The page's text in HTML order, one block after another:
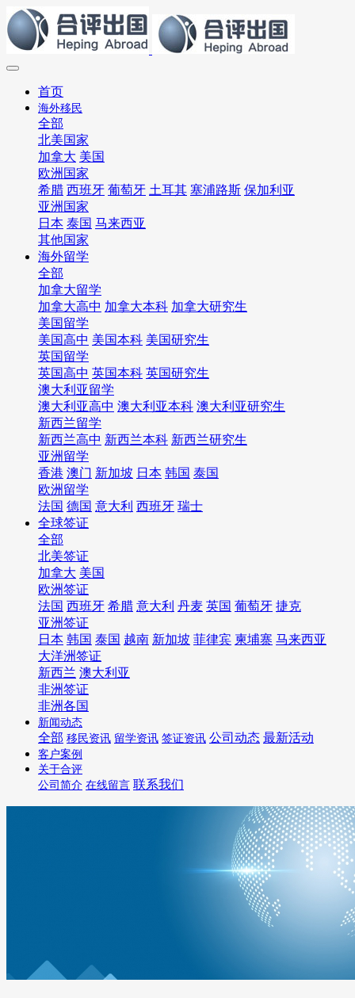
首页
海外移民
全部
北美国家
加拿大 美国
欧洲国家
希腊 西班牙 葡萄牙 土耳其 塞浦路斯 保加利亚
亚洲国家
日本 泰国 马来西亚
其他国家
海外留学
全部
加拿大留学
加拿大高中 加拿大本科 加拿大研究生
美国留学
美国高中 美国本科 美国研究生
英国留学
英国高中 英国本科 英国研究生
澳大利亚留学
澳大利亚高中 澳大利亚本科 澳大利亚研究生
新西兰留学
新西兰高中 新西兰本科 新西兰研究生
亚洲留学
香港 澳门 新加坡 日本 韩国 泰国
欧洲留学
法国 德国 意大利 西班牙 瑞士
全球签证
全部
北美签证
加拿大 美国
欧洲签证
法国 西班牙 希腊 意大利 丹麦 英国 葡萄牙 捷克
亚洲签证
日本 韩国 泰国 越南 新加坡 菲律宾 柬埔寨 马来西亚
大洋洲签证
新西兰 澳大利亚
非洲签证
非洲各国
新闻动态
全部 移民资讯 留学资讯 签证资讯 公司动态 最新活动
客户案例
关于合评
公司简介 在线留言 联系我们